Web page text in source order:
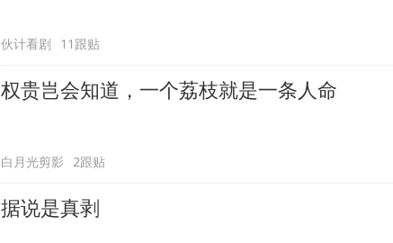
伙计看剧 11跟贴
权贵岂会知道，一个荔枝就是一条人命
白月光剪影 2跟贴
据说是真剥